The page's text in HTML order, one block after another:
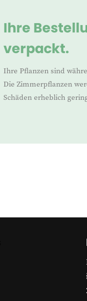
Ihre
verpackt.
Ihre Pflanzen sind
Die Zimmerpflanzen
Schäden erheblich